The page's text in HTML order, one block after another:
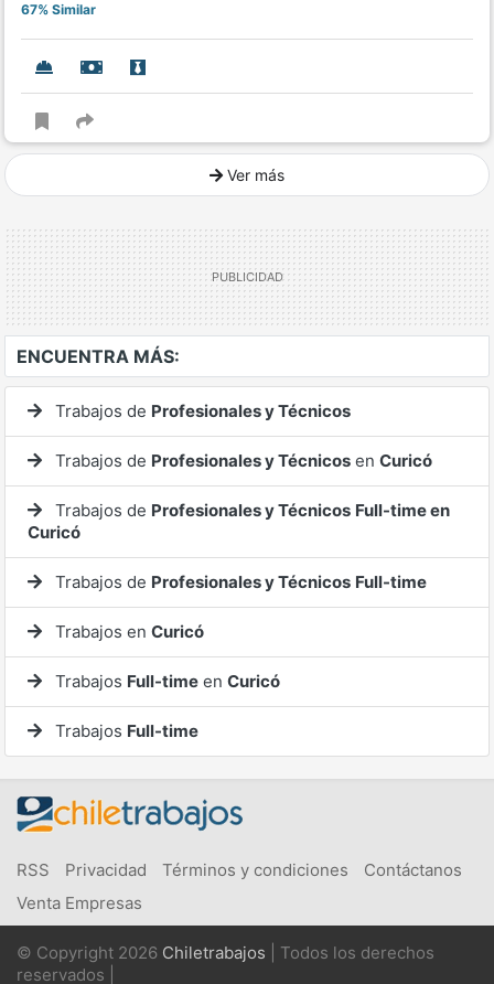
67% Similar
Ver más
ENCUENTRA MÁS:
Trabajos de Profesionales y Técnicos
Trabajos de Profesionales y Técnicos en Curicó
Trabajos de Profesionales y Técnicos Full-time en
Curicó
Trabajos de Profesionales y Técnicos Full-time
Trabajos en Curicó
Trabajos Full-time en Curicó
Trabajos Full-time
RSS Privacidad Términos y condiciones
Contáctanos
Venta Empresas
© Copyright 2026 Chiletrabajos | Todos los derechos
reservados |